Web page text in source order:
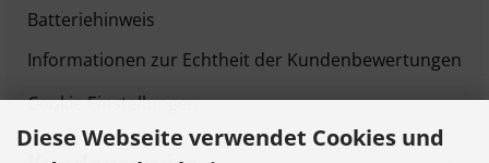
Batteriehinweis
Informationen zur Echtheit der Kundenbewertungen
Cookie Einstellungen
Diese Webseite verwendet Cookies und